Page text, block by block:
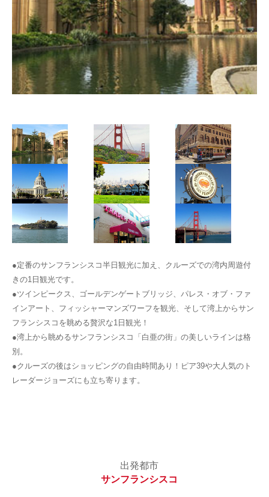
●定番のサンフランシスコ半日観光に加え、クルーズでの湾内周遊付
きの1日観光です。
●ツインピークス、ゴールデンゲートブリッジ、パレス・オブ・ファ
インアート、フィッシャーマンズワーフを観光、そして湾上からサン
フランシスコを眺める贅沢な1日観光！
●湾上から眺めるサンフランシスコ「白亜の街」の美しいラインは格
別。
●クルーズの後はショッピングの自由時間あり！ピア39や大人気のト
レーダージョーズにも立ち寄ります。
出発都市
サンフランシスコ